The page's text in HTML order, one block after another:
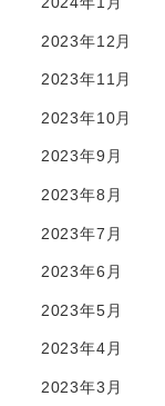
2023年12月
2023年11月
2023年10月
2023年9月
2023年8月
2023年7月
2023年6月
2023年5月
2023年4月
2023年3月